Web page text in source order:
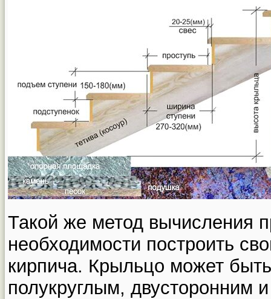
Такой же метод вычисления
необходимости построить
кирпича. Крыльцо может
полукруглым, двусторонним